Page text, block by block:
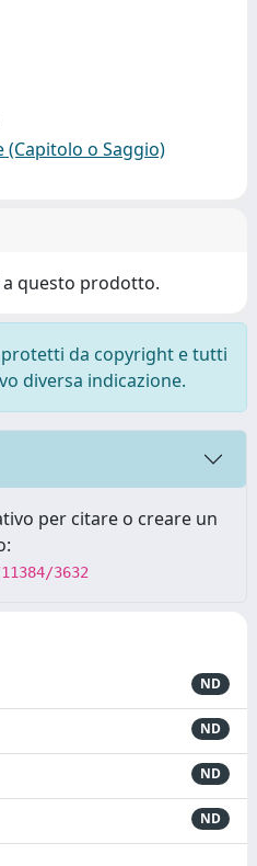
o Saggio)
questo prodotto.
da copyright e tutti
diversa indicazione.
per citare o creare un
3632
ND
ND
ND
ND